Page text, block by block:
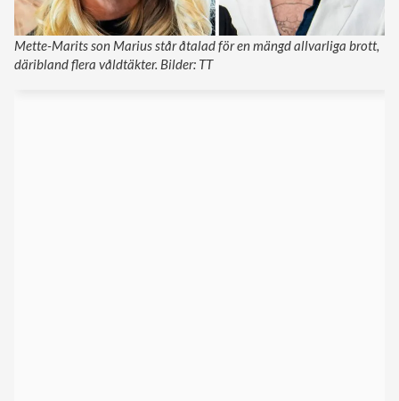
Mette-Marits son Marius står åtalad för en mängd allvarliga brott,
däribland flera våldtäkter. Bilder: TT